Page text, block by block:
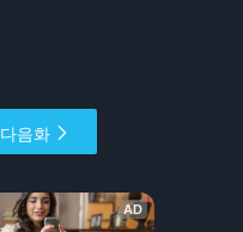
다음화